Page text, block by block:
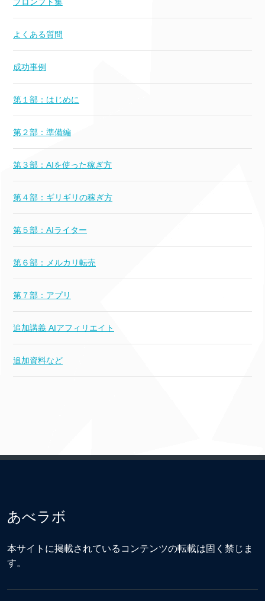
プロンプト集
よくある質問
成功事例
第１部：はじめに
第２部：準備編
第３部：AIを使った稼ぎ方
第４部：ギリギリの稼ぎ方
第５部：AIライター
第６部：メルカリ転売
第７部：アプリ
追加講義 AIアフィリエイト
追加資料など
あべラボ
本サイトに掲載されているコンテンツの転載は固く禁じま
す。